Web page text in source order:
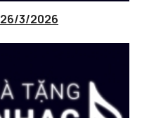
3/2026